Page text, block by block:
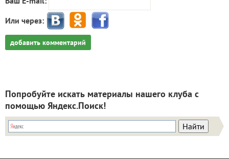
Или через:
добавить комментарий
Попробуйте искать материалы нашего клуба с
помощью Яндекс.Поиск!